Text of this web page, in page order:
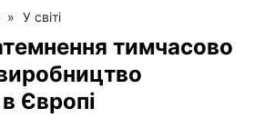
» У світі
тимчасово
Європі